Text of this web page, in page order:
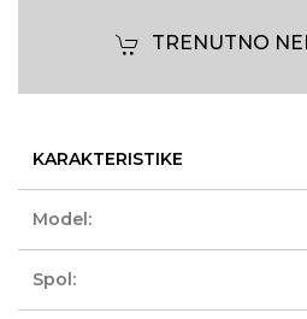
TRENUTNO
KARAKTERISTIKE
Model:
Spol: